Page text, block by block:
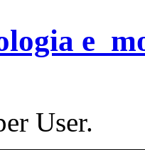
User.